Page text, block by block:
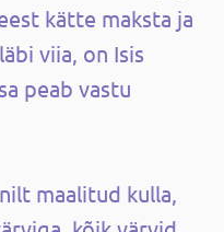
kätte maksta ja
viia, on Isis
peab vastu
maalitud kulla,